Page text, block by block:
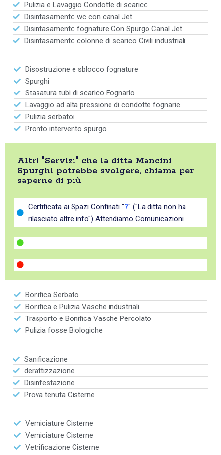
Pulizia e Lavaggio Condotte di scarico
Disintasamento wc con canal Jet
Disintasamento fognature Con Spurgo Canal Jet
Disintasamento colonne di scarico Civili industriali
Disostruzione e sblocco fognature
Spurghi
Stasatura tubi di scarico Fognario
Lavaggio ad alta pressione di condotte fognarie
Pulizia serbatoi
Pronto intervento spurgo
Altri "Servizi" che la ditta Mancini
Spurghi potrebbe svolgere, chiama per
saperne di più
Certificata ai Spazi Confinati "?" ("La ditta non ha
rilasciato altre info") Attendiamo Comunicazioni
Bonifica Serbato
Bonifica e Pulizia Vasche industriali
Trasporto e Bonifica Vasche Percolato
Pulizia fosse Biologiche
Sanificazione
derattizzazione
Disinfestazione
Prova tenuta Cisterne
Verniciature Cisterne
Verniciature Cisterne
Vetrificazione Cisterne